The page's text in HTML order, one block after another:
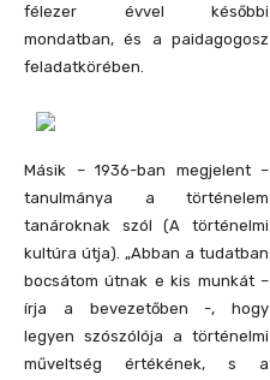
félezer évvel későbbi
mondatban, és a paidagogosz
feladatkörében.
Másik – 1936-ban megjelent –
tanulmánya a történelem
tanároknak szól (A történelmi
kultúra útja). „Abban a tudatban
bocsátom útnak e kis munkát –
írja a bevezetőben -, hogy
legyen szószólója a történelmi
műveltség értékének, s a